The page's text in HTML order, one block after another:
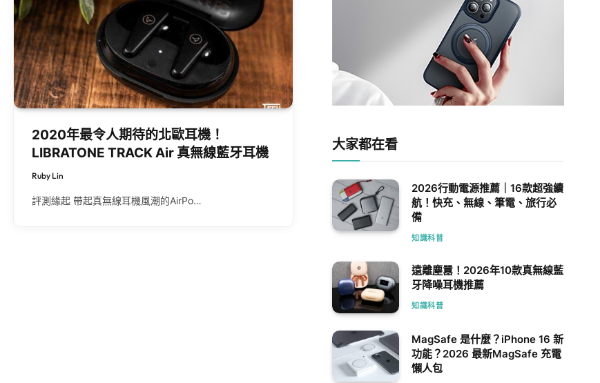
2020年最令人期待的北歐耳機！
LIBRATONE TRACK Air 真無線藍牙耳機
Ruby Lin
評測緣起 帶起真無線耳機風潮的AirPo…
大家都在看
2026行動電源推薦｜16款超強續
航！快充、無線、筆電、旅行必
備
知識科普
遠離塵囂！2026年10款真無線藍
牙降噪耳機推薦
知識科普
MagSafe 是什麼？iPhone 16 新
功能？2026 最新MagSafe 充電
懶人包